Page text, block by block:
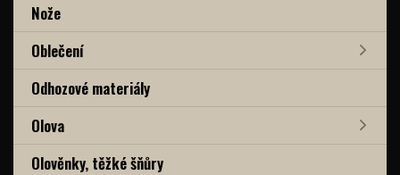
Nože
Oblečení
Odhozové materiály
Olova
Olověnky, těžké šňůry